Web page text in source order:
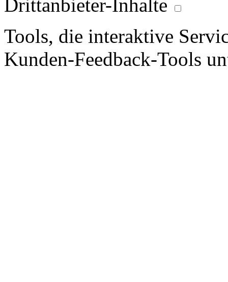
Drittanbieter-Inhalte
Tools, die interaktive
Kunden-Feedback-Tools